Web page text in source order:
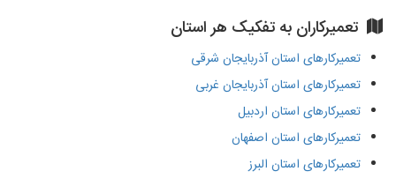
تعمیرکاران به تفکیک هر استان
تعمیرکارهای استان آذربایجان شرقی
تعمیرکارهای استان آذربایجان غربی
تعمیرکارهای استان اردبیل
تعمیرکارهای استان اصفهان
تعمیرکارهای استان البرز